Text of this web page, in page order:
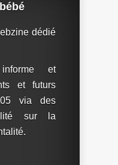
dédié
et
et futurs
via des
sur la